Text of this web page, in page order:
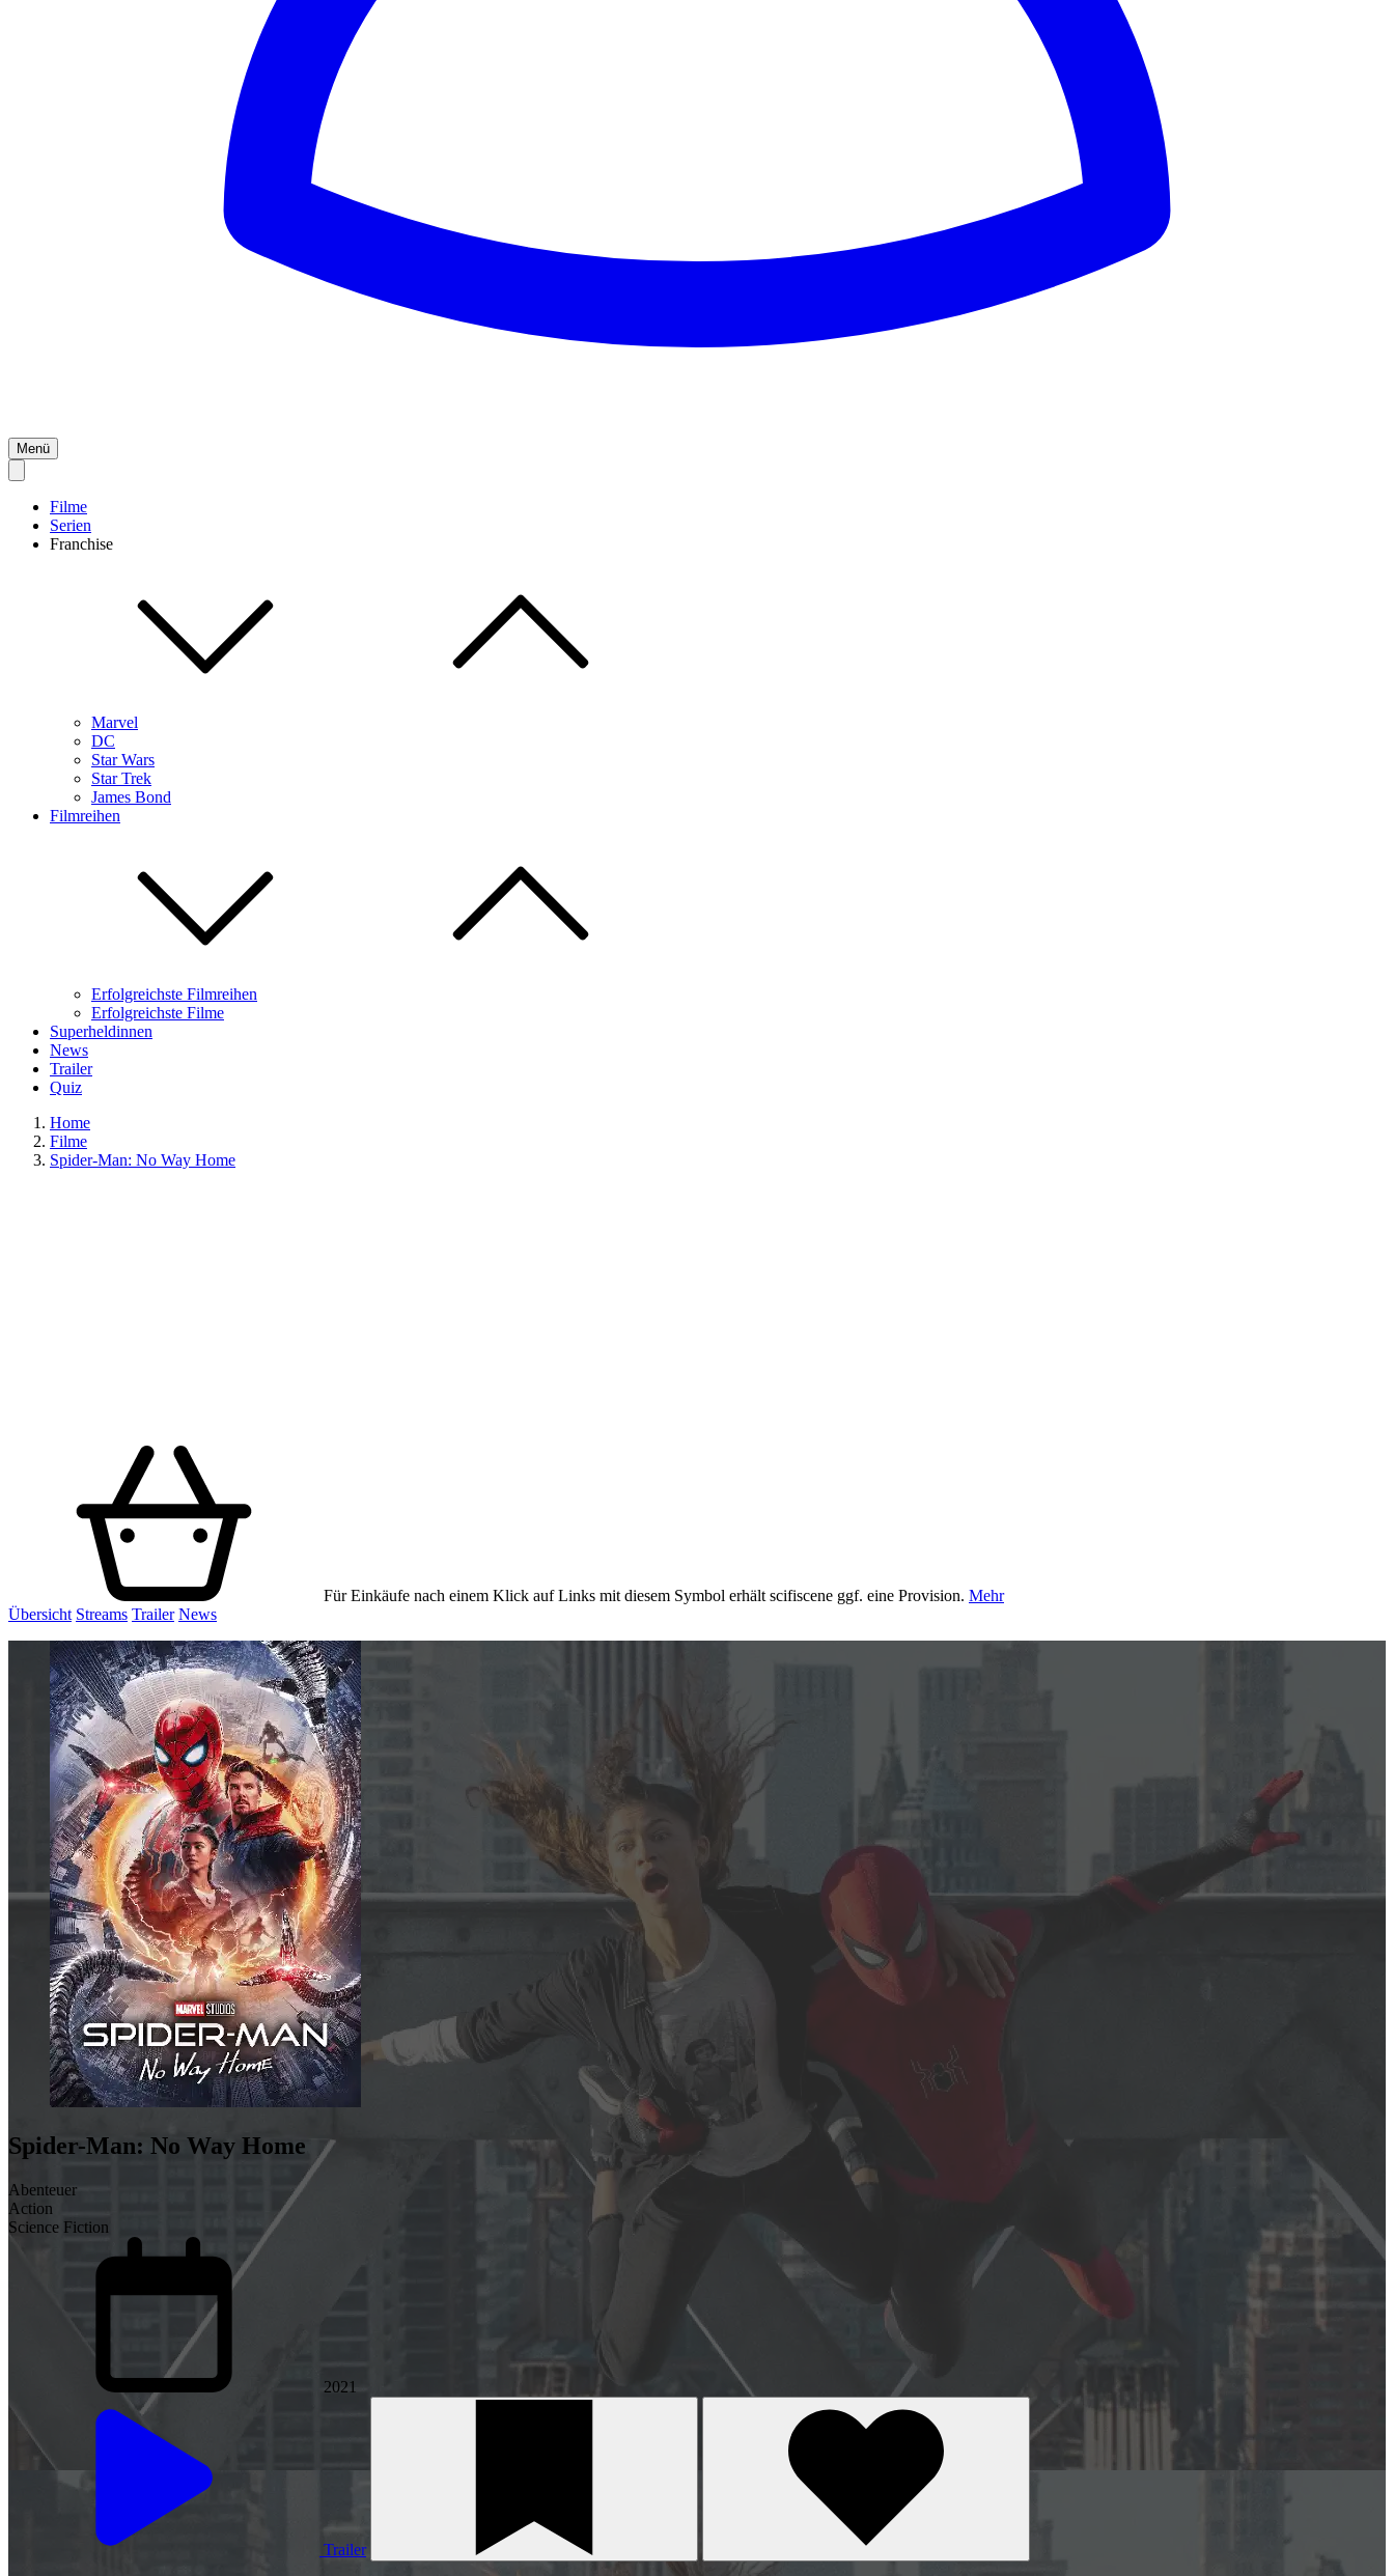
Menü
Filme
Serien
Franchise
Marvel
DC
Star Wars
Star Trek
James Bond
Filmreihen
Erfolgreichste Filmreihen
Erfolgreichste Filme
Superheldinnen
News
Trailer
Quiz
Home
Filme
Spider-Man: No Way Home
Für Einkäufe nach einem Klick auf Links mit diesem Symbol erhält scifiscene ggf. eine Provision. Mehr
Übersicht Streams Trailer News
Spider-Man: No Way Home
Abenteuer
Action
Science Fiction
2021
Trailer